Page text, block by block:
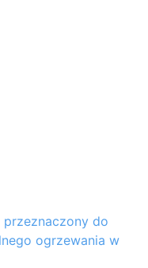
przeznaczony do
ogrzewania w